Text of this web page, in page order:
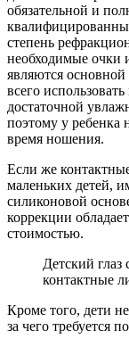
обязательной и
степень
необходимые очки
являются
всего
достаточной
поэтому у ребенка
время ношения.
Если же
маленьких детей,
силиконовой
коррекции
стоимостью.
Детский глаз
контактные
Кроме того, дети
за чего требуется